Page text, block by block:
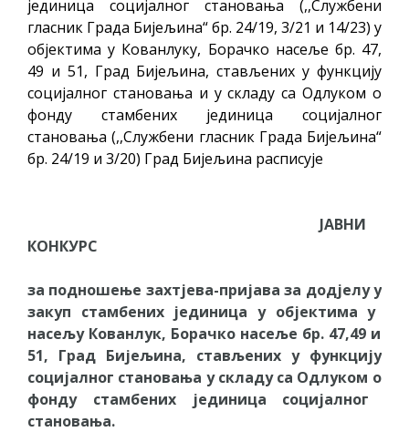
јединица социјалног становања (,,Службени
гласник Града Бијељина“ бр. 24/19, 3/21 и 14/23) у
објектима у Кованлуку, Борачко насеље бр. 47,
49 и 51, Град Бијељина, стављених у функцију
социјалног становања и у складу са Одлуком о
фонду стамбених јединица социјалног
становања (,,Службени гласник Града Бијељина“
бр. 24/19 и 3/20) Град Бијељина расписује
ЈАВНИ
КОНКУРС
за подношење захтјева-пријава за додјелуу
закуп стамбенихјединица уобјектима у
насељу Кованлук, Борачко насеље бр. 47,49 и
51, Град Бијељина, стављених уфункцију
социјалног становања ускладуса Одлуком о
фондустамбенихјединица социјалног
становања.